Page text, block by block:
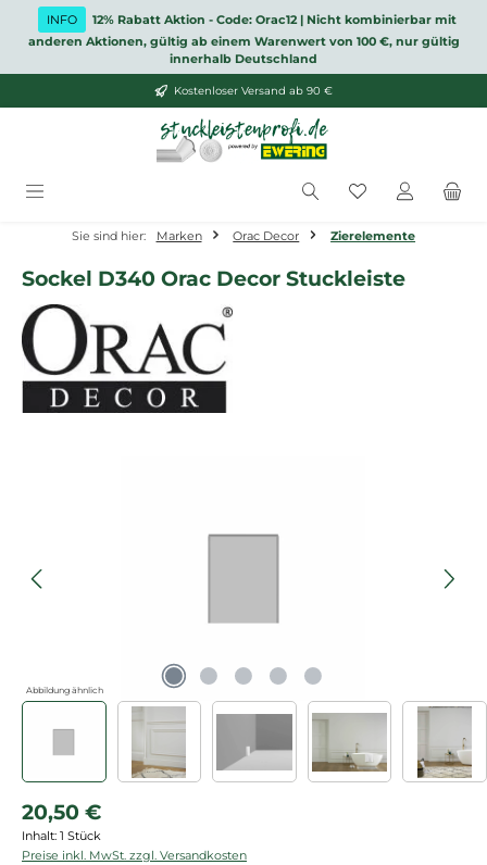
Zum Hauptinhalt springen
INFO
12% Rabatt Aktion - Code: Orac12 | Nicht kombinierbar mit
anderen Aktionen, gültig ab einem Warenwert von 100 €, nur gültig
innerhalb Deutschland
Kostenloser Versand ab 90 €
Du hast 0
Sie sind hier: Marken Orac Decor Zierelemente
Sockel D340 Orac Decor Stuckleiste
Abbildung ähnlich
Regulärer Preis:
20,50 €
Inhalt: 1 Stück
Preise inkl. MwSt. zzgl. Versandkosten